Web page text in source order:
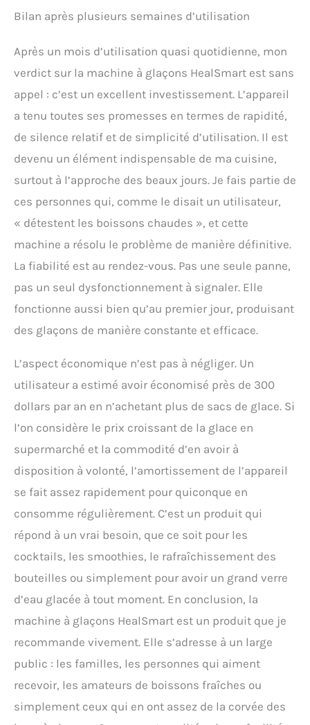
Bilan après plusieurs semaines d’utilisation
Après un mois d’utilisation quasi quotidienne, mon
verdict sur la machine à glaçons HealSmart est sans
appel : c’est un excellent investissement. L’appareil
a tenu toutes ses promesses en termes de rapidité,
de silence relatif et de simplicité d’utilisation. Il est
devenu un élément indispensable de ma cuisine,
surtout à l’approche des beaux jours. Je fais partie de
ces personnes qui, comme le disait un utilisateur,
« détestent les boissons chaudes », et cette
machine a résolu le problème de manière définitive.
La fiabilité est au rendez-vous. Pas une seule panne,
pas un seul dysfonctionnement à signaler. Elle
fonctionne aussi bien qu’au premier jour, produisant
des glaçons de manière constante et efficace.
L’aspect économique n’est pas à négliger. Un
utilisateur a estimé avoir économisé près de 300
dollars par an en n’achetant plus de sacs de glace. Si
l’on considère le prix croissant de la glace en
supermarché et la commodité d’en avoir à
disposition à volonté, l’amortissement de l’appareil
se fait assez rapidement pour quiconque en
consomme régulièrement. C’est un produit qui
répond à un vrai besoin, que ce soit pour les
cocktails, les smoothies, le rafraîchissement des
bouteilles ou simplement pour avoir un grand verre
d’eau glacée à tout moment. En conclusion, la
machine à glaçons HealSmart est un produit que je
recommande vivement. Elle s’adresse à un large
public : les familles, les personnes qui aiment
recevoir, les amateurs de boissons fraîches ou
simplement ceux qui en ont assez de la corvée des